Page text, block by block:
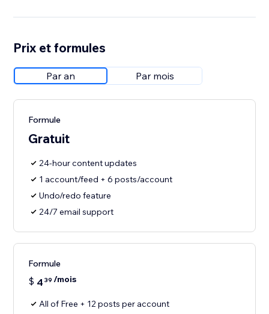
Prix et formules
Par an Par mois
Formule
Gratuit
24-hour content updates
1 account/feed + 6 posts/account
Undo/redo feature
24/7 email support
Formule
$ 4 39 /mois
All of Free + 12 posts per account